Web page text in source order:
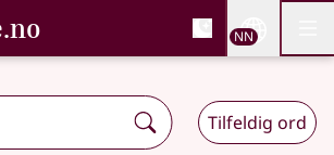
, Bokmålsordboka og
NN
Tilfeldig ord